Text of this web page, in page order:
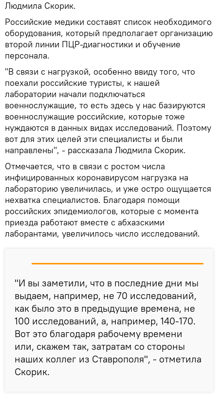
Людмила Скорик.
Российские медики составят список необходимого
оборудования, который предполагает организацию
второй линии ПЦР-диагностики и обучение
персонала.
"В связи с нагрузкой, особенно ввиду того, что
поехали российские туристы, к нашей
лаборатории начали подключаться
военнослужащие, то есть здесь у нас базируются
военнослужащие российские, которые тоже
нуждаются в данных видах исследований. Поэтому
вот для этих целей эти специалисты и были
направлены", - рассказала Людмила Скорик.
Отмечается, что в связи с ростом числа
инфицированных коронавирусом нагрузка на
лабораторию увеличилась, и уже остро ощущается
нехватка специалистов. Благодаря помощи
российских эпидемиологов, которые с момента
приезда работают вместе с абхазскими
лаборантами, увеличилось число исследований.
"И вы заметили, что в последние дни мы
выдаем, например, не 70 исследований,
как было это в предыдущие времена, не
100 исследований, а, например, 140-170.
Вот это благодаря рабочему времени
или, скажем так, затратам со стороны
наших коллег из Ставрополя", - отметила
Скорик.